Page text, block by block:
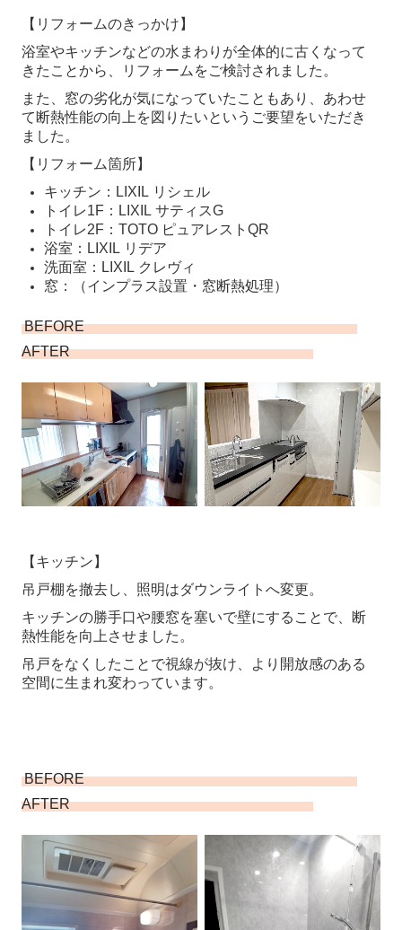
【リフォームのきっかけ】
浴室やキッチンなどの水まわりが全体的に古くなって
きたことから、リフォームをご検討されました。
また、窓の劣化が気になっていたこともあり、あわせ
て断熱性能の向上を図りたいというご要望をいただき
ました。
【リフォーム箇所】
キッチン： LIXIL リシェル
トイレ1F： LIXILサティスG
トイレ2F：TOTO ピュアレストQR
浴室： LIXIL リデア
洗面室： LIXIL クレヴィ
窓：（インプラス設置・窓断熱処理）
BEFORE
AFTER
【キッチン】
吊戸棚を撤去し、照明はダウンライトへ変更。
キッチンの勝手口や腰窓を塞いで壁にすることで、断
熱性能を向上させました。
吊戸をなくしたことで視線が抜け、より開放感のある
空間に生まれ変わっています。
BEFORE
AFTER